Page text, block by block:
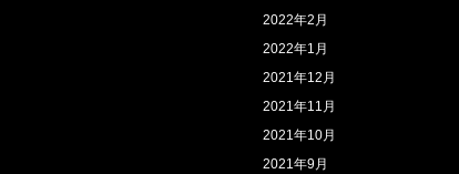
2022年2月
2022年1月
2021年12月
2021年11月
2021年10月
2021年9月